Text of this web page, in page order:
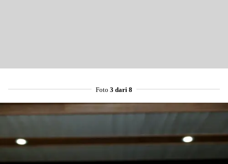
Foto 3 dari 8